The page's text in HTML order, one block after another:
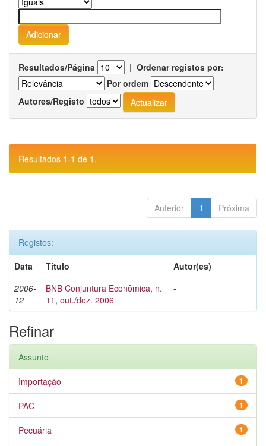
Resultados/Página | Ordenar registos por:
Por ordem
Autores/Registo
Resultados 1-1 de 1.
Anterior 1 Próxima
Registos:
Data
Título
Autor(es)
2006-
12
BNB Conjuntura Econômica, n.
11, out./dez. 2006
-
Refinar
Assunto
1
Importação
1
PAC
1
Pecuária